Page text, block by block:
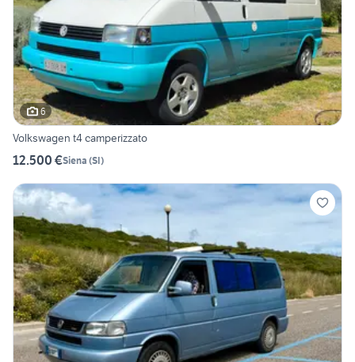
6
Volkswagen t4 camperizzato
12.500 €Siena (SI)